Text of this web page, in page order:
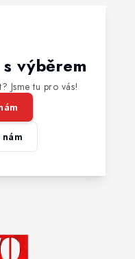
s výběrem
Jsme tu pro vás!